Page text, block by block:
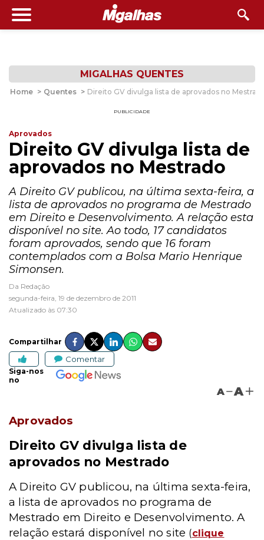
MIGALHAS QUENTES
Home > Quentes > Direito GV divulga lista de aprovados no
PUBLICIDADE
Aprovados
Direito GV divulga lista de
aprovados no Mestrado
A Direito GV publicou, na última sexta-feira, a
lista de aprovados no programa de Mestrado
em Direito e Desenvolvimento. A relação esta
disponível no site. Ao todo, 17 candidatos
foram aprovados, sendo que 16 foram
contemplados com a Bolsa Mario Henrique
Simonsen.
Da Redação
segunda-feira, 19 de dezembro de 2011
Atualizado às 07:30
Compartilhar
Comentar
Siga-nos
no
A A
Aprovados
Direito GV divulga lista de
aprovados no Mestrado
A Direito GV publicou, na última sexta-feira,
a lista de aprovados no programa de
Mestrado em Direito e Desenvolvimento. A
relação estará disponível no site (clique